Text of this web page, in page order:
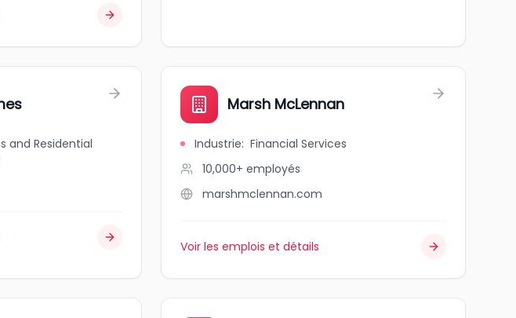
and Residential
Marsh McLennan
Industrie: Financial Services
10,000+ employés
marshmclennan.com
Voir les emplois et détails